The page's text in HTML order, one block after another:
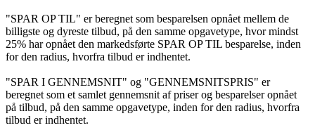
"SPAR OP TIL" er beregnet som besparelsen opnået mellem de
billigste og dyreste tilbud, på den samme opgavetype, hvor mindst
25% har opnået den markedsførte SPAR OP TIL besparelse, inden
for den radius, hvorfra tilbud er indhentet.
"SPAR I GENNEMSNIT" og "GENNEMSNITSPRIS" er
beregnet som et samlet gennemsnit af priser og besparelser opnået
på tilbud, på den samme opgavetype, inden for den radius, hvorfra
tilbud er indhentet.